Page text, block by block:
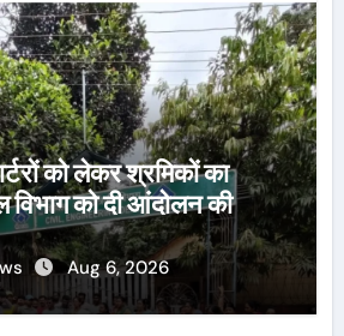
को लेकर श्रमिकों का
विभाग को दी आंदोलन की
Aug 6, 2026